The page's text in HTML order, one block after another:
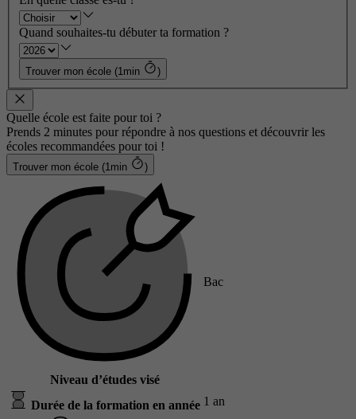
Quand souhaites-tu débuter ta formation ?
Trouver mon école (1min )
Quelle école est faite pour toi ?
Prends 2 minutes pour répondre à nos questions et découvrir les
écoles recommandées pour toi !
Trouver mon école (1min )
Niveau d’études visé
Bac
Durée de la formation en année 1 an